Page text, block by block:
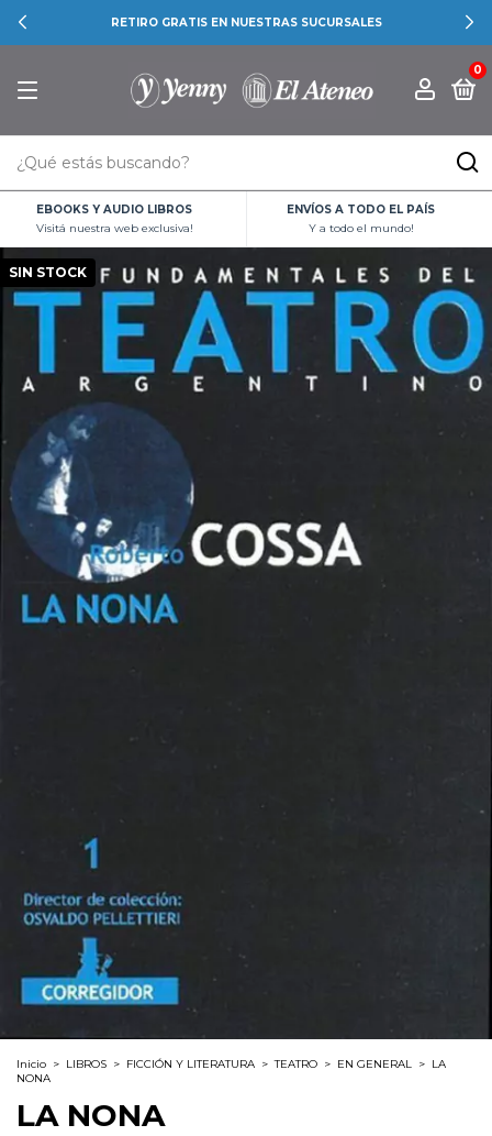
RETIRO GRATIS EN NUESTRAS SUCURSALES
0
EBOOKS Y AUDIO LIBROS
Visitá nuestra web exclusiva!
ENVÍOS A TODO EL PAÍS
Y a todo el mundo!
SIN STOCK
Inicio > LIBROS > FICCIÓN Y LITERATURA > TEATRO > EN GENERAL > LA
NONA
LA NONA